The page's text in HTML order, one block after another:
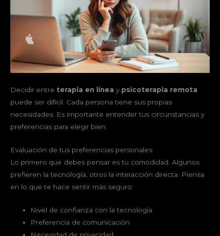
Decidir entre terapia en línea y psicoterapia remota
puede ser difícil. Cada persona tiene sus propias
necesidades. Es importante entender tus circunstancias y
preferencias para elegir bien.
Evaluación de tus preferencias personales
Lo primero que debes pensar es tu comodidad. Algunos
prefieren la tecnología, otros la interacción directa. Piensa
en lo que te hace sentir más seguro:
Nivel de confianza con la tecnología
Preferencia de comunicación
Necesidad de privacidad